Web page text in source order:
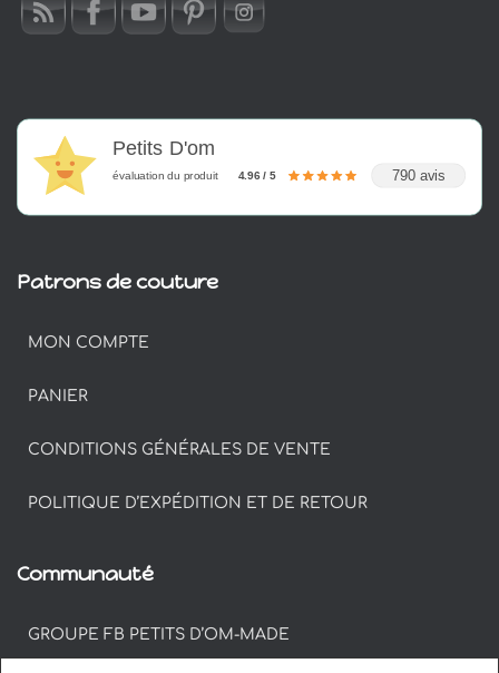
Petits D'om
évaluation du produit 4.96 / 5 790 avis
Patrons de couture
MON COMPTE
PANIER
CONDITIONS GÉNÉRALES DE VENTE
POLITIQUE D’EXPÉDITION ET DE RETOUR
Communauté
GROUPE FB PETITS D’OM-MADE